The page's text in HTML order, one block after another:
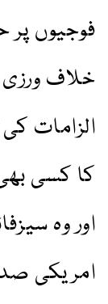
فوجیوں
خلاف
الزامات
کا کسی
اور وہ
امریکی